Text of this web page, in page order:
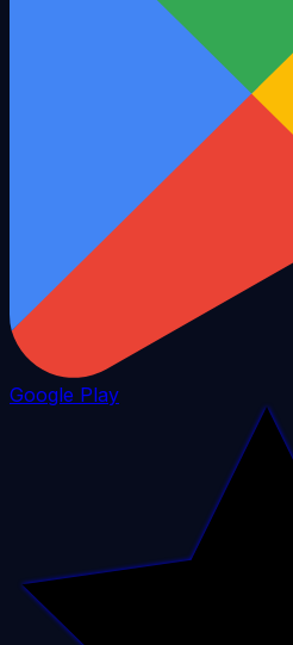
Google Play